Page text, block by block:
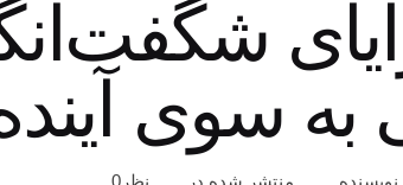
به سوی
نویسنده منتشر شده در نظر0